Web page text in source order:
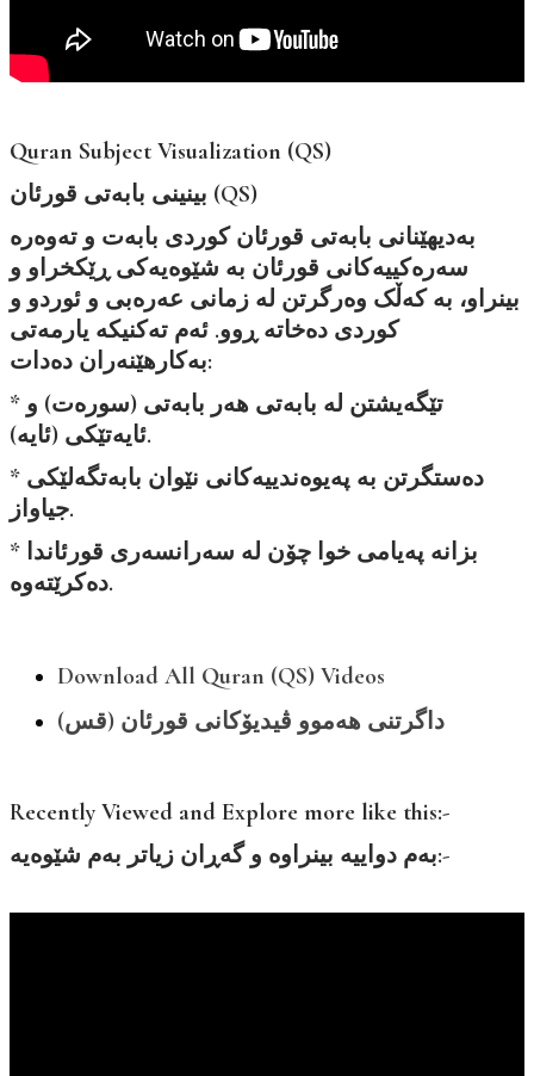
Quran Subject Visualization (QS)
بینینی بابەتی قورئان (QS)
بەدیهێنانی بابەتی قورئان کوردی بابەت و تەوەرە
سەرەکییەکانی قورئان بە شێوەیەکی ڕێکخراو و
بینراو، بە کەڵک وەرگرتن لە زمانی عەرەبی و ئوردو و
کوردی دەخاتە ڕوو. ئەم تەکنیکە یارمەتی
بەکارهێنەران دەدات:
* تێگەیشتن لە بابەتی هەر بابەتی (سورەت) و
ئایەتێکی (ئایە).
* دەستگرتن بە پەیوەندییەکانی نێوان بابەتگەلێکی
جیاواز.
* بزانە پەیامی خوا چۆن لە سەرانسەری قورئاندا
دەکرێتەوە.
Download All Quran (QS) Videos
داگرتنی هەموو ڤیدیۆکانی قورئان (قس)
Recently Viewed and Explore more like this:-
بەم دواییە بینراوە و گەڕان زیاتر بەم شێوەیە:-